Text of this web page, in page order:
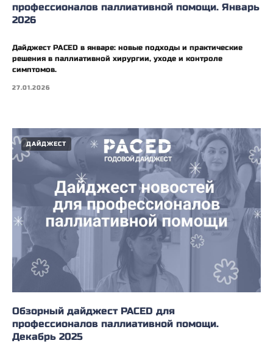
профессионалов паллиативной помощи. Январь
2026
Дайджест PACED в январе: новые подходы и практические
решения в паллиативной хирургии, уходе и контроле
симптомов.
27.01.2026
ДАЙДЖЕСТ
Обзорный дайджест PACED для
профессионалов паллиативной помощи.
Декабрь 2025